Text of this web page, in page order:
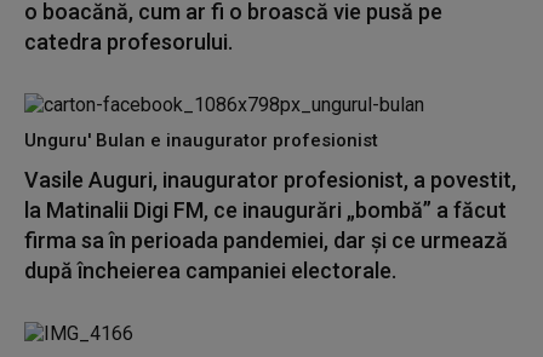
o boacănă, cum ar fi o broască vie pusă pe
catedra profesorului.
Unguru' Bulan e inaugurator profesionist
Vasile Auguri, inaugurator profesionist, a povestit,
la Matinalii Digi FM, ce inaugurări „bombă” a făcut
firma sa în perioada pandemiei, dar și ce urmează
după încheierea campaniei electorale.